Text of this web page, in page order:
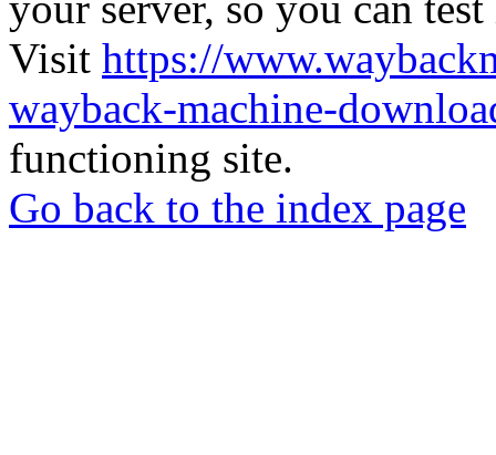
Visit https://
wayback-machine-
functioning site.
Go back to the index page